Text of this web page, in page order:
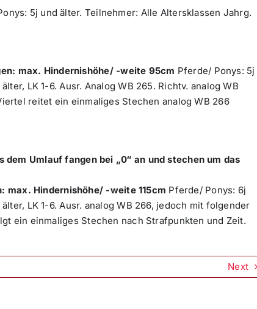
5j und älter. Teilnehmer: Alle Altersklassen Jahrg.
max. Hindernishöhe/ -weite 95cm Pferde/ Ponys: 5j
LK 1-6. Ausr. Analog WB 265. Richtv. analog WB
reitet ein einmaliges Stechen analog WB 266
dem Umlauf fangen bei „0“ an und stechen um das
max. Hindernishöhe/ -weite 115cm Pferde/ Ponys: 6j
LK 1-6. Ausr. analog WB 266, jedoch mit folgender
ein einmaliges Stechen nach Strafpunkten und Zeit.
Next